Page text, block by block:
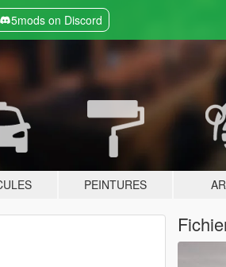
5mods on Discord
PEINTURES